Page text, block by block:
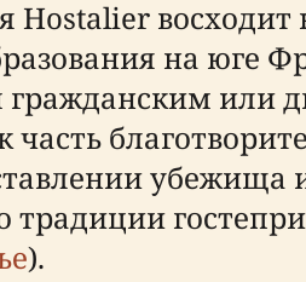
Hostalier
на юге
или
часть
традиции
).